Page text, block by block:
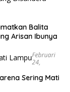
Balita
Arisan Ibunya
Februari
24,
Sering Mati